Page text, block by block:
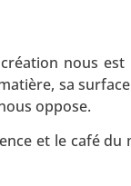
nous
sa
oppose.
et le café